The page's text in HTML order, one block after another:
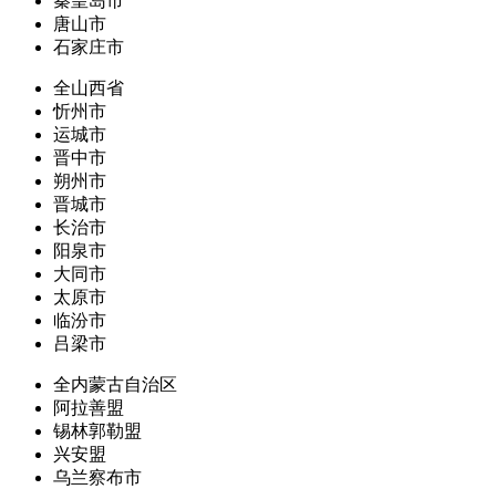
唐山市
石家庄市
全山西省
忻州市
运城市
晋中市
朔州市
晋城市
长治市
阳泉市
大同市
太原市
临汾市
吕梁市
全内蒙古自治区
阿拉善盟
锡林郭勒盟
兴安盟
乌兰察布市